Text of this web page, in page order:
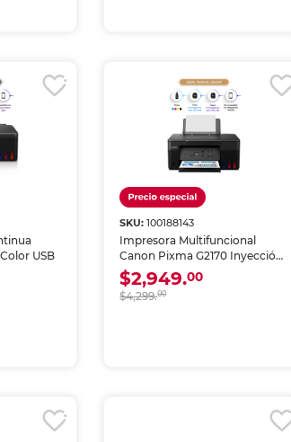
USB
SKU:100188143
Impresora Multifuncional
Canon Pixma G2170 Inyección
de Tinta Color USB
$2,949.00
$4,299.00